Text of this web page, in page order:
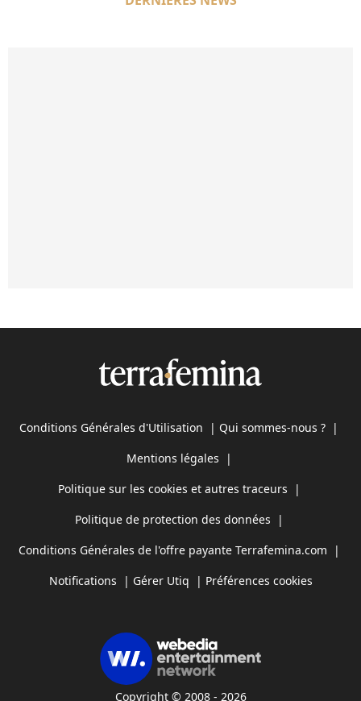
Conditions Générales d'Utilisation | Qui sommes-nous ? |
Mentions légales |
Politique sur les cookies et autres traceurs |
Politique de protection des données |
Conditions Générales de l'offre payante Terrafemina.com |
Notifications | Gérer Utiq | Préférences cookies
Copyright © 2008 - 2026